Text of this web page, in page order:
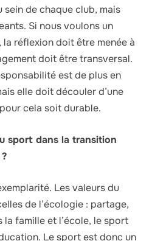
sein de chaque club, mais
Si nous voulons un
réflexion doit être menée à
doit être transversal.
est de plus en
elle doit découler d’une
cela soit durable.
sport dans la transition
Les valeurs du
de l’écologie : partage,
famille et l’école, le sport
Le sport est donc un